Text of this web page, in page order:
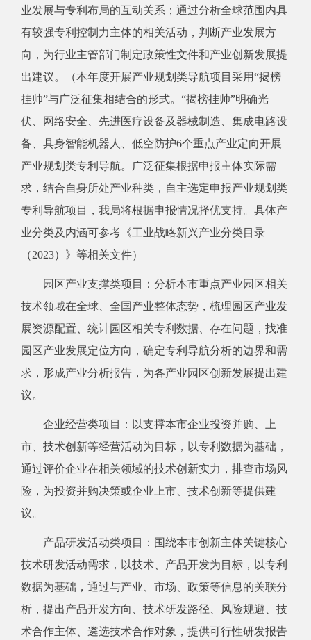
业发展与专利布局的互动关系；通过分析全球范围内具
有较强专利控制力主体的相关活动，判断产业发展方
向，为行业主管部门制定政策性文件和产业创新发展提
出建议。（本年度开展产业规划类导航项目采用“揭榜
挂帅”与广泛征集相结合的形式。“揭榜挂帅”明确光
伏、网络安全、先进医疗设备及器械制造、集成电路设
备、具身智能机器人、低空防护6个重点产业定向开展
产业规划类专利导航。广泛征集根据申报主体实际需
求，结合自身所处产业种类，自主选定申报产业规划类
专利导航项目，我局将根据申报情况择优支持。具体产
业分类及内涵可参考《工业战略新兴产业分类目录
（2023）》等相关文件）
园区产业支撑类项目：分析本市重点产业园区相关
技术领域在全球、全国产业整体态势，梳理园区产业发
展资源配置、统计园区相关专利数据、存在问题，找准
园区产业发展定位方向，确定专利导航分析的边界和需
求，形成产业分析报告，为各产业园区创新发展提出建
议。
企业经营类项目：以支撑本市企业投资并购、上
市、技术创新等经营活动为目标，以专利数据为基础，
通过评价企业在相关领域的技术创新实力，排查市场风
险，为投资并购决策或企业上市、技术创新等提供建
议。
产品研发活动类项目：围绕本市创新主体关键核心
技术研发活动需求，以技术、产品开发为目标，以专利
数据为基础，通过与产业、市场、政策等信息的关联分
析，提出产品开发方向、技术研发路径、风险规避、技
术合作主体、遴选技术合作对象，提供可行性研发报告